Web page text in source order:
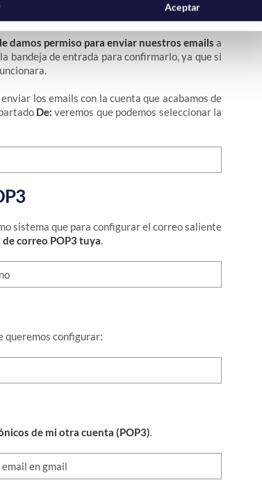
le damos permiso para enviar nuestros emails a
bandeja de entrada para confirmarlo, ya que si
los emails con la cuenta que acabamos de
De: veremos que podemos seleccionar la
sistema que para configurar el correo saliente
correo POP3 tuya.
queremos configurar:
de mi otra cuenta (POP3).
Aceptar